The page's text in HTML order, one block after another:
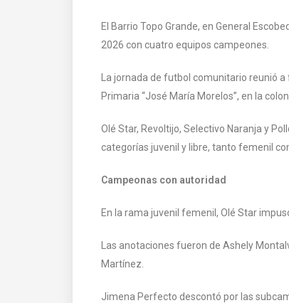
El Barrio Topo Grande, en General
2026 con cuatro equipos campeones.
La jornada de futbol comunitario reunió
Primaria “José María Morelos”, en la
Olé Star, Revoltijo, Selectivo Naranja y
categorías juvenil y libre, tanto femenil
Campeonas con autoridad
En la rama juvenil femenil, Olé Star
Las anotaciones fueron de Ashely
Martínez.
Jimena Perfecto descontó por las